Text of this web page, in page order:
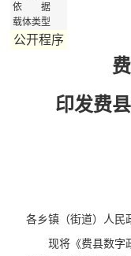
依 据
载体类型
公开程序
印发费
各乡镇（街道）人民
现将《费县数字